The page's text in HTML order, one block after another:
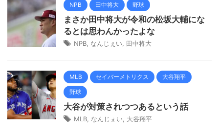
NPB 田中将大 野球
まさか田中将大が令和の松坂大輔にな
るとは思わんかったよな
NPB なんじぇい 田中将大
MLB セイバーメトリクス 大谷翔平
野球
大谷が対策されつつあるという話
MLB なんじぇい 大谷翔平